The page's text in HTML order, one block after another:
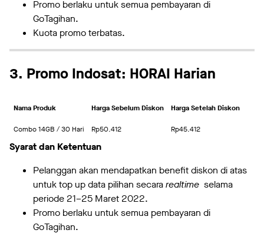
Promo berlaku untuk semua pembayaran di
GoTagihan.
Kuota promo terbatas.
3. Promo Indosat: HORAI Harian
Nama Produk Harga Sebelum Diskon Harga Setelah Diskon
Combo 14GB / 30 Hari Rp50.412 Rp45.412
Syarat dan Ketentuan
Pelanggan akan mendapatkan benefit diskon di atas
untuk top up data pilihan secararealtime selama
periode 21–25 Maret 2022.
Promo berlaku untuk semua pembayaran di
GoTagihan.